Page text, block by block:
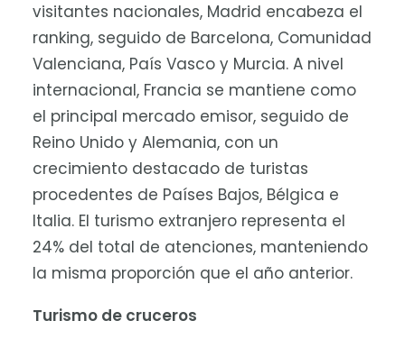
visitantes nacionales, Madrid encabeza el
ranking, seguido de Barcelona, Comunidad
Valenciana, País Vasco y Murcia. A nivel
internacional, Francia se mantiene como
el principal mercado emisor, seguido de
Reino Unido y Alemania, con un
crecimiento destacado de turistas
procedentes de Países Bajos, Bélgica e
Italia. El turismo extranjero representa el
24% del total de atenciones, manteniendo
la misma proporción que el año anterior.
Turismo de cruceros